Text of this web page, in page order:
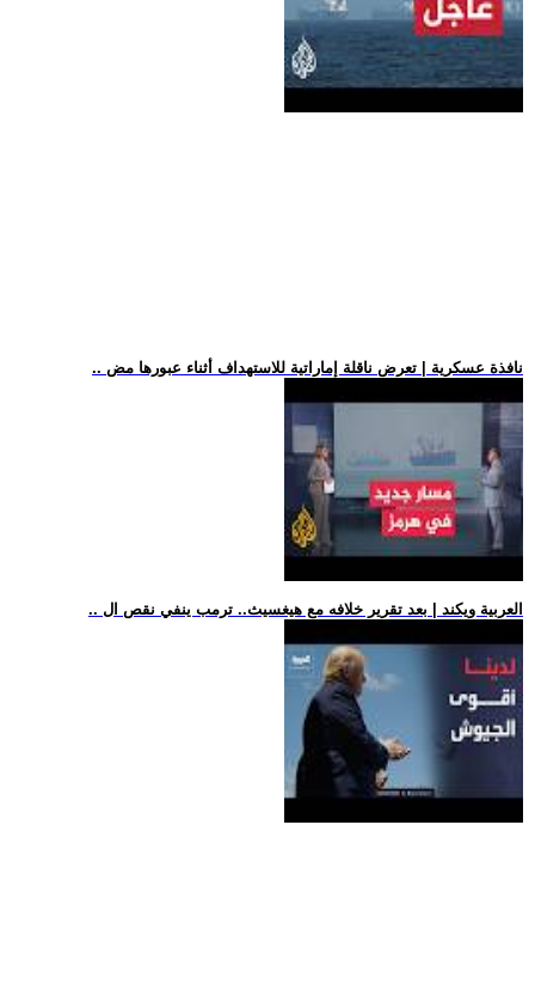
.. نافذة عسكرية | تعرض ناقلة إماراتية للاستهداف أثناء عبورها مض
.. العربية ويكند | بعد تقرير خلافه مع هيغسيث.. ترمب ينفي نقص ال